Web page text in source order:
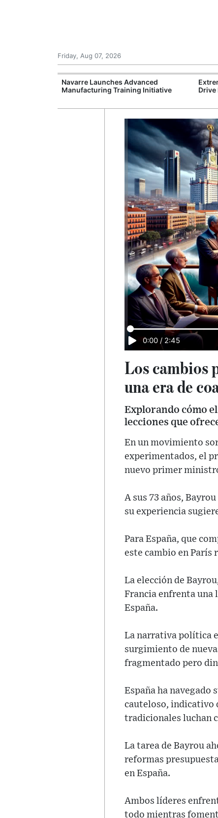
Friday, Aug 07, 2026
Navarre Launches Advanced
Manufacturing Training Initiative
Drive
0:00 / 2:45
Los cambios
una era de
Explorando cómo
lecciones que
En un movimiento
experimentados, el
nuevo primer
A sus 73 años,
su experiencia
Para España, que
este cambio en París
La elección de
Francia enfrenta una
España.
La narrativa política
surgimiento de
fragmentado pero
España ha navegado
cauteloso, indicativo
tradicionales luchan
La tarea de Bayrou
reformas
en España.
Ambos líderes
todo mientras